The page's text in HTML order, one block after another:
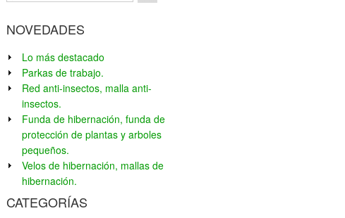
NOVEDADES
Lo más destacado
Parkas de trabajo.
Red anti-insectos, malla anti-
insectos.
Funda de hibernación, funda de
protección de plantas y arboles
pequeños.
Velos de hibernación, mallas de
hibernación.
CATEGORÍAS